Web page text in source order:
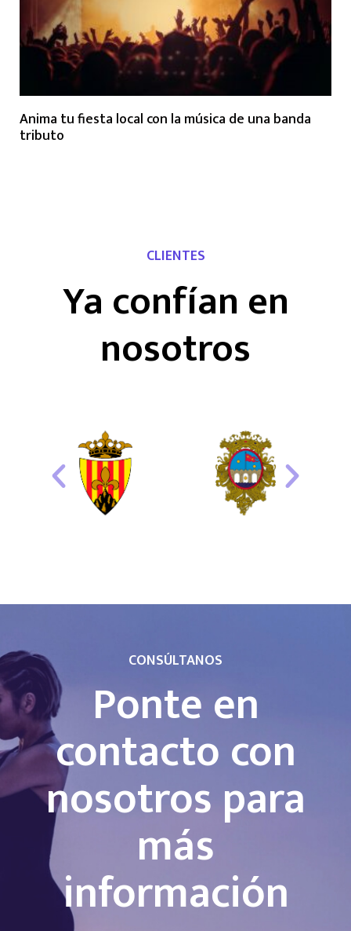
Anima tu fiesta local con la música de una banda
tributo
CLIENTES
Ya confían en
nosotros
CONSÚLTANOS
Ponte en
contacto con
nosotros para
más
información